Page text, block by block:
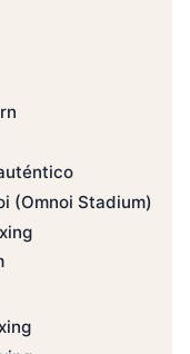
(Omnoi Stadium)